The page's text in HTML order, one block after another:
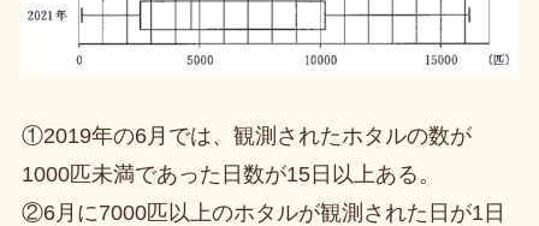
①2019年の6月では、観測されたホタルの数が
1000匹未満であった日数が15日以上ある。
②6月に7000匹以上のホタルが観測された日が1日